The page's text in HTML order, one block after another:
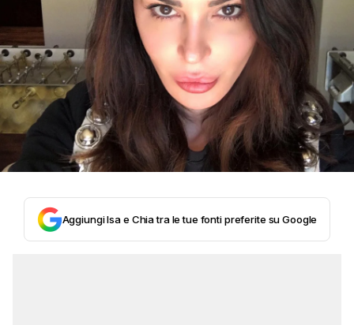
Aggiungi Isa e Chia tra le tue fonti preferite su Google